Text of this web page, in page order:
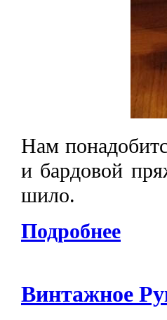
Нам
и бардовой
шило.
Подробнее
Винтажное